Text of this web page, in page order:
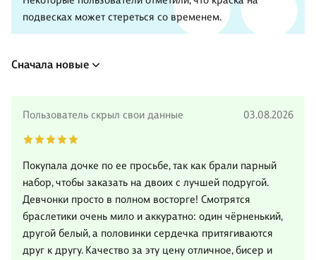
подвесках может стереться со временем.
Сначала новые
Пользователь скрыл свои данные 03.08.2026
Покупала дочке по ее просьбе, так как брали парный
набор, чтобы заказать на двоих с лучшей подругой.
Девчонки просто в полном восторге! Смотрятся
браслетики очень мило и аккуратно: один чёрненький,
другой белый, а половинки сердечка притягиваются
друг к другу. Качество за эту цену отличное, бисер и